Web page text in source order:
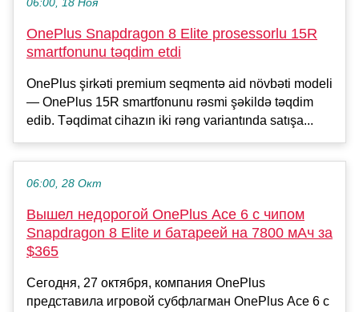
06:00, 18 Ноя
OnePlus Snapdragon 8 Elite prosessorlu 15R
smartfonunu təqdim etdi
OnePlus şirkəti premium seqmentə aid növbəti modeli
— OnePlus 15R smartfonunu rəsmi şəkildə təqdim
edib. Təqdimat cihazın iki rəng variantında satışa...
06:00, 28 Окт
Вышел недорогой OnePlus Ace 6 с чипом
Snapdragon 8 Elite и батареей на 7800 мАч за
$365
Сегодня, 27 октября, компания OnePlus
представила игровой субфлагман OnePlus Ace 6 с